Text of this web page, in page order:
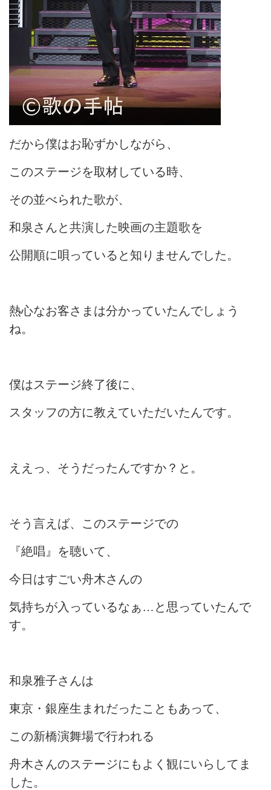
だから僕はお恥ずかしながら、
このステージを取材している時、
その並べられた歌が、
和泉さんと共演した映画の主題歌を
公開順に唄っていると知りませんでした。
熱心なお客さまは分かっていたんでしょう
ね。
僕はステージ終了後に、
スタッフの方に教えていただいたんです。
ええっ、そうだったんですか？と。
そう言えば、このステージでの
『絶唱』を聴いて、
今日はすごい舟木さんの
気持ちが入っているなぁ…と思っていたんで
す。
和泉雅子さんは
東京・銀座生まれだったこともあって、
この新橋演舞場で行われる
舟木さんのステージにもよく観にいらしてま
した。